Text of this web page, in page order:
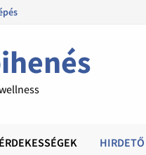
ÉRDEKESSÉGEK HIRDETŐ